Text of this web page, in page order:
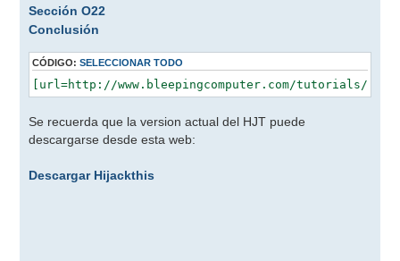
Sección O22
Conclusión
CÓDIGO:SELECCIONAR TODO
Se recuerda que la version actual del HJT puede
descargarse desde esta web:
Descargar Hijackthis